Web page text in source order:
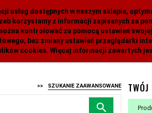
usług dostępnych w naszym sklepie,
korzystamy z informacji zapisanych za
kontrolować za pomocą ustawień
bez zmiany ustawień przeglądarki
cookies. Więcej informacji zawartych
>> SZUKANIE ZAAWANSOWANE TWÓJ